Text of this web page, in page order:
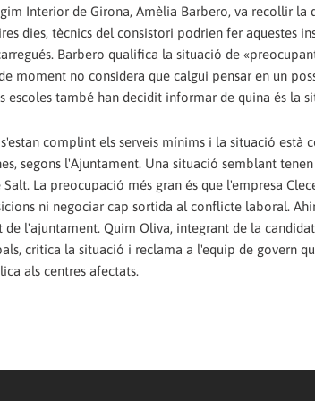
Interior de Girona, Amèlia Barbero, va recollir la
dies, tècnics del consistori podrien fer aquestes
Barbero qualifica la situació de
moment no considera que calgui pensar en un
escoles també han decidit informar de quina és la
complint els serveis mínims i la situació està
segons l'Ajuntament. Una situació semblant
Salt. La preocupació més gran és que l'empresa
ni negociar cap sortida al conflicte laboral.
de l'ajuntament. Quim Oliva, integrant de la
critica la situació i reclama a l'equip de govern
als centres afectats.